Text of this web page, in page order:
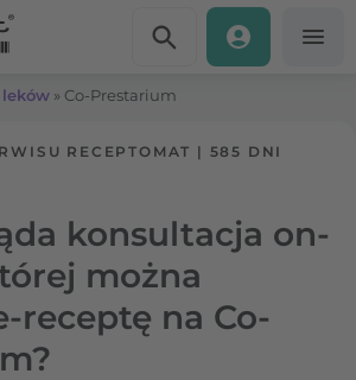
leków » Co-Prestarium
RECEPTOMAT | 585 DNI
konsultacja on-
można
receptę na Co-